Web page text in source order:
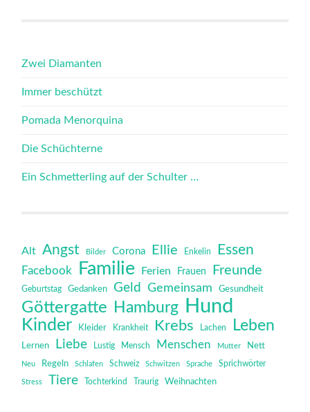
Zwei Diamanten
Immer beschützt
Pomada Menorquina
Die Schüchterne
Ein Schmetterling auf der Schulter …
Alt Angst Bilder Corona Ellie Enkelin Essen
Facebook Familie Ferien Frauen Freunde
Geburtstag Gedanken Geld Gemeinsam Gesundheit
Göttergatte Hamburg Hund
Kinder Kleider Krankheit Krebs Lachen Leben
Lernen Liebe Lustig Mensch Menschen Mutter Nett
Neu Regeln Schlafen Schweiz Schwitzen Sprache Sprichwörter
Stress Tiere Tochterkind Traurig Weihnachten